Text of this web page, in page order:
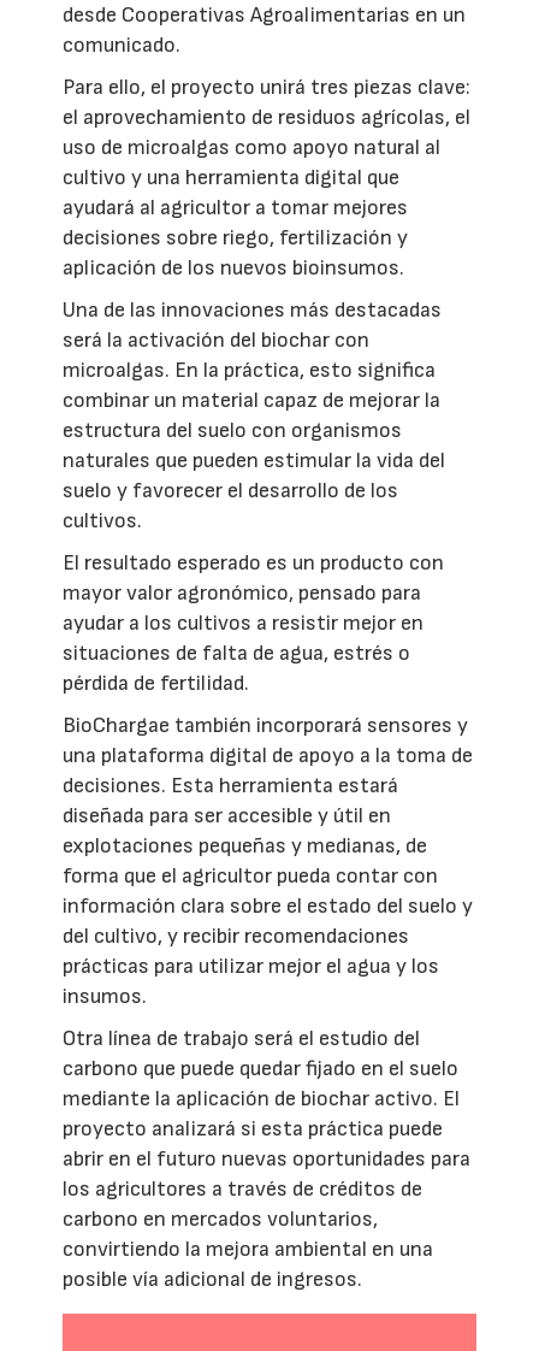
desde Cooperativas Agroalimentarias en un
comunicado.
Para ello, el proyecto unirá tres piezas clave:
el aprovechamiento de residuos agrícolas, el
uso de microalgas como apoyo natural al
cultivo y una herramienta digital que
ayudará al agricultor a tomar mejores
decisiones sobre riego, fertilización y
aplicación de los nuevos bioinsumos.
Una de las innovaciones más destacadas
será la activación del biochar con
microalgas. En la práctica, esto significa
combinar un material capaz de mejorar la
estructura del suelo con organismos
naturales que pueden estimular la vida del
suelo y favorecer el desarrollo de los
cultivos.
El resultado esperado es un producto con
mayor valor agronómico, pensado para
ayudar a los cultivos a resistir mejor en
situaciones de falta de agua, estrés o
pérdida de fertilidad.
BioChargae también incorporará sensores y
una plataforma digital de apoyo a la toma de
decisiones. Esta herramienta estará
diseñada para ser accesible y útil en
explotaciones pequeñas y medianas, de
forma que el agricultor pueda contar con
información clara sobre el estado del suelo y
del cultivo, y recibir recomendaciones
prácticas para utilizar mejor el agua y los
insumos.
Otra línea de trabajo será el estudio del
carbono que puede quedar fijado en el suelo
mediante la aplicación de biochar activo. El
proyecto analizará si esta práctica puede
abrir en el futuro nuevas oportunidades para
los agricultores a través de créditos de
carbono en mercados voluntarios,
convirtiendo la mejora ambiental en una
posible vía adicional de ingresos.